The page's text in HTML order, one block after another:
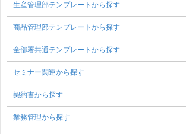
生産管理部テンプレートから探す
商品管理部テンプレートから探す
全部署共通テンプレートから探す
セミナー関連から探す
契約書から探す
業務管理から探す